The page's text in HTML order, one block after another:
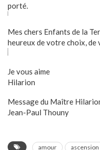
porté.
Mes chers Enfants de la
heureux de votre choix, de
Je vous aime
Hilarion
Message du Maître
Jean-Paul Thouny
amour ascension